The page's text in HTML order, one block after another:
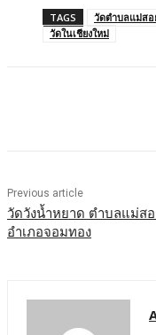
TAGS วัดตำบลแม่สอ
วัดในเชียงใหม่
Previous article
วัดวังน้ำหยาด ตำบลแม่ส
อำเภอจอมทอง